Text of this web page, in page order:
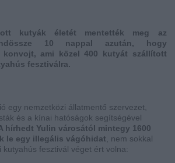
kutyák életét mentették meg az
10 nappal azután, hogy
konvojt, ami közel 400 kutyát szállított
fesztiválra.
egy nemzetközi állatmentő szervezet,
és a kínai hatóságok segítségével
hírhedt Yulin városától mintegy 1600
le egy illegális vágóhidat , nem sokkal
kutyahús fesztivál véget ért volna: